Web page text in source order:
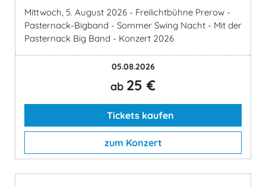
Mittwoch, 5. August 2026 - Freilichtbühne Prerow -
Pasternack-Bigband - Sommer Swing Nacht - Mit der
Pasternack Big Band - Konzert 2026
05.08.2026
ab 25 €
Tickets kaufen
zum Konzert